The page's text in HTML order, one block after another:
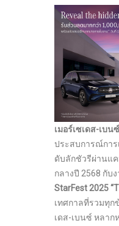
เมอร์เซเดส-เบน
ประสบการณ์การ
ดับลักชัวรีผ่านแ
กลางปี 2568 กับ
StarFest 2025
เทศกาลที่รวมทุก
เดส-เบนซ์ หลาก